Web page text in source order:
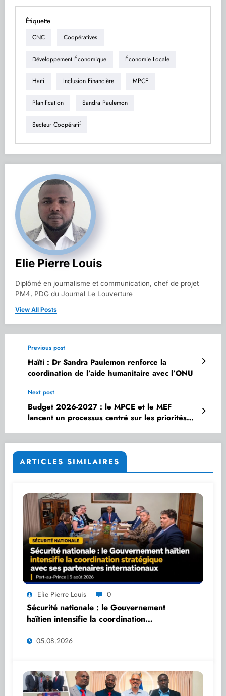
Étiquette
CNC Coopératives
Développement Économique Économie Locale
Haïti Inclusion Financière MPCE
Planification Sandra Paulemon
Secteur Coopératif
Elie Pierre Louis
Diplômé en journalisme et communication, chef de projet
PM4, PDG du Journal Le Louverture
View All Posts
Previous post
Haïti : Dr Sandra Paulemon renforce la
coordination de l’aide humanitaire avec l’ONU
Next post
Budget 2026-2027 : le MPCE et le MEF
lancent un processus centré sur les priorités
ARTICLES SIMILAIRES
Elie Pierre Louis 0
Sécurité nationale : le Gouvernement
haïtien intensifie la coordination
stratégique avec ses partenaires
internationaux
05.08.2026